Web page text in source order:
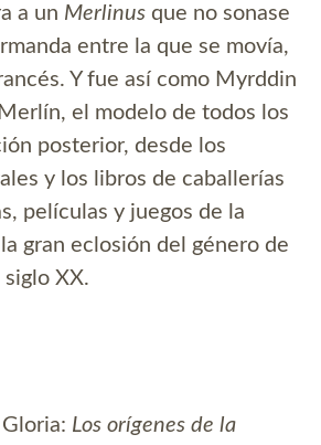
a un Merlinus que no sonase
entre la que se movía,
Y fue así como Myrddin
el modelo de todos los
posterior, desde los
y los libros de caballerías
películas y juegos de la
gran eclosión del género de
siglo XX.
Los orígenes de la